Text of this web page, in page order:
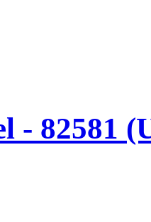
- 82581